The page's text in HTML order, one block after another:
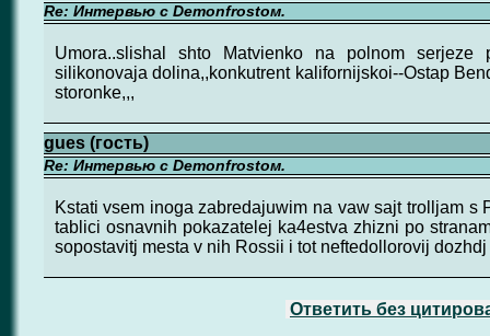
Re: Интервью с Demonfrostом.
Umora..slishal shto Matvienko na polnom serjeze
silikonovaja dolina,,konkutrent kalifornijskoi--Ostap
storonke,,,
gues (гость)
Re: Интервью с Demonfrostом.
Kstati vsem inoga zabredajuwim na vaw sajt trolljam s
tablici osnavnih pokazatelej ka4estva zhizni po
sopostavitj mesta v nih Rossii i tot neftedollorovij
Ответить без